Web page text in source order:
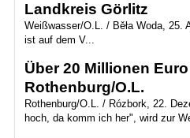
Landkreis Görlitz
Weißwasser/O.L. / Běła Woda, 25.
ist auf dem V...
Über 20 Millionen
Rothenburg/O.L.
Rothenburg/O.L. / Rózbork, 22.
hoch, da komm ich her", wird zur